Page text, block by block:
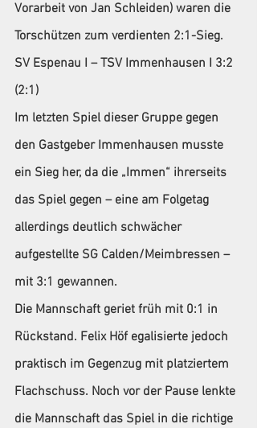
Vorarbeit von Jan Schleiden) waren die
Torschützen zum verdienten 2:1-Sieg.
SV Espenau I – TSV Immenhausen I 3:2
(2:1)
Im letzten Spiel dieser Gruppe gegen
den Gastgeber Immenhausen musste
ein Sieg her, da die „Immen“ ihrerseits
das Spiel gegen – eine am Folgetag
allerdings deutlich schwächer
aufgestellte SG Calden/Meimbressen –
mit 3:1 gewannen.
Die Mannschaft geriet früh mit 0:1 in
Rückstand. Felix Höf egalisierte jedoch
praktisch im Gegenzug mit platziertem
Flachschuss. Noch vor der Pause lenkte
die Mannschaft das Spiel in die richtige